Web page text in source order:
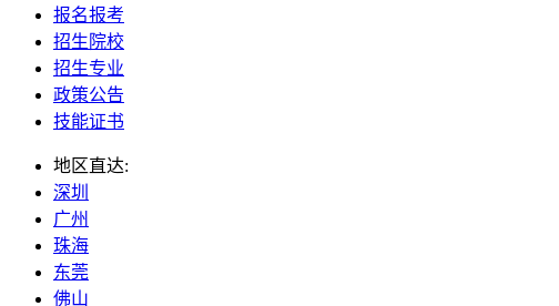
报名报考
招生院校
招生专业
政策公告
技能证书
地区直达:
深圳
广州
珠海
东莞
佛山